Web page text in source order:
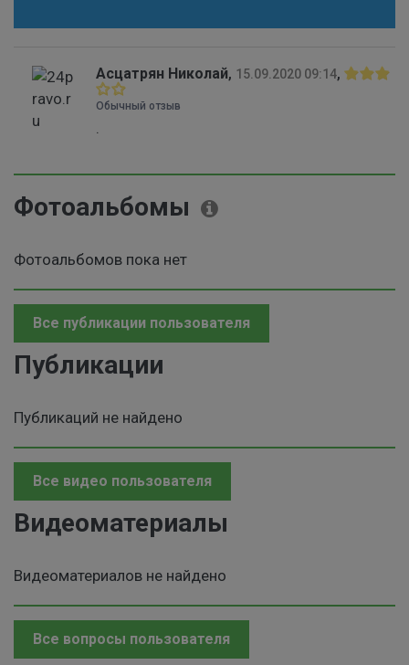
Асцатрян Николай, 15.09.2020 09:14,
Обычный отзыв
.
Фотоальбомы
Фотоальбомов пока нет
Все публикации пользователя
Публикации
Публикаций не найдено
Все видео пользователя
Видеоматериалы
Видеоматериалов не найдено
Все вопросы пользователя